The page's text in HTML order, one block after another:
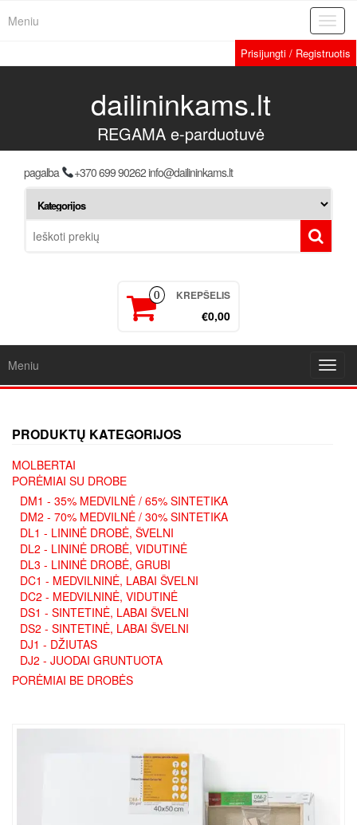
Meniu
Prisijungti / Registruotis
dailininkams.lt
REGAMA e-parduotuvė
pagalba +370 699 90262 info@dailininkams.lt
0 KREPŠELIS
€0,00
Meniu
PRODUKTŲ KATEGORIJOS
MOLBERTAI
PORĖMIAI SU DROBE
DM1 - 35% MEDVILNĖ / 65% SINTETIKA
DM2 - 70% MEDVILNĖ / 30% SINTETIKA
DL1 - LININĖ DROBĖ, ŠVELNI
DL2 - LININĖ DROBĖ, VIDUTINĖ
DL3 - LININĖ DROBĖ, GRUBI
DC1 - MEDVILNINĖ, LABAI ŠVELNI
DC2 - MEDVILNINĖ, VIDUTINĖ
DS1 - SINTETINĖ, LABAI ŠVELNI
DS2 - SINTETINĖ, LABAI ŠVELNI
DJ1 - DŽIUTAS
DJ2 - JUODAI GRUNTUOTA
PORĖMIAI BE DROBĖS